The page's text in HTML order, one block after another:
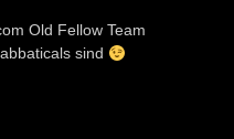
Old Fellow Team
sind